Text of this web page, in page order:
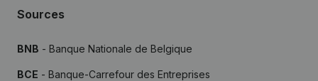
Sources
BNB - Banque Nationale de Belgique
BCE - Banque-Carrefour des Entreprises